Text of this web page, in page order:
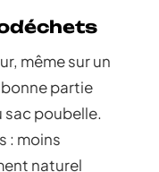
même sur un
partie
poubelle.
: moins
naturel